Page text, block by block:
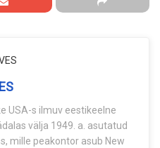
USA-s ilmuv eestikeelne
välja 1949. a. asutatud
mille peakontor asub New